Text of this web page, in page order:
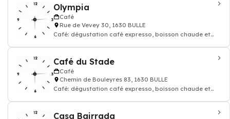
Olympia
Café
Rue de Vevey 30, 1630 BULLE
Café: dégustation café expresso, boisson chaude et
Café du Stade
Café
Chemin de Bouleyres 83, 1630 BULLE
Café: dégustation café expresso, boisson chaude et
Casa Bairrada